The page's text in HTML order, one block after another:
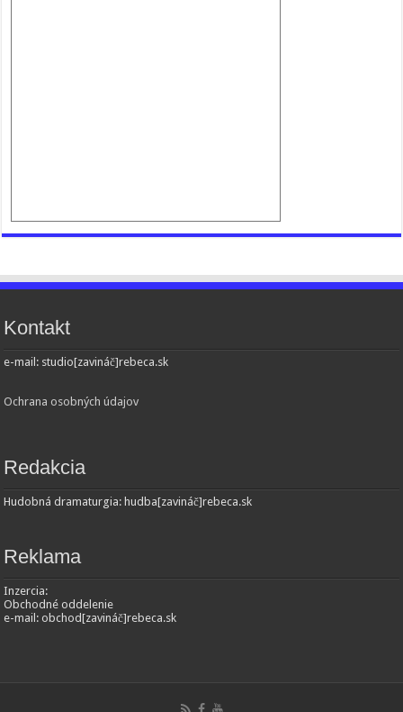
Kontakt
e-mail: studio[zavináč]rebeca.sk
Ochrana osobných údajov
Redakcia
Hudobná dramaturgia: hudba[zavináč]rebeca.sk
Reklama
Inzercia:
Obchodné oddelenie
e-mail: obchod[zavináč]rebeca.sk